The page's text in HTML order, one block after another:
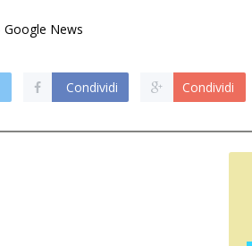
News
Condividi Condividi